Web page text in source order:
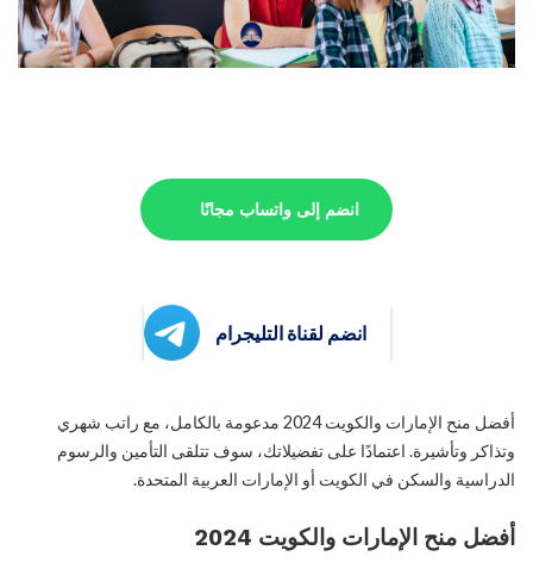
انضم إلى واتساب مجانًا
انضم لقناة التليجرام
أفضل منح الإمارات والكويت 2024 مدعومة بالكامل، مع راتب شهري
وتذاكر وتأشيرة. اعتمادًا على تفضيلاتك، سوف تتلقى التأمين والرسوم
الدراسية والسكن في الكويت أو الإمارات العربية المتحدة.
أفضل منح الإمارات والكويت 2024